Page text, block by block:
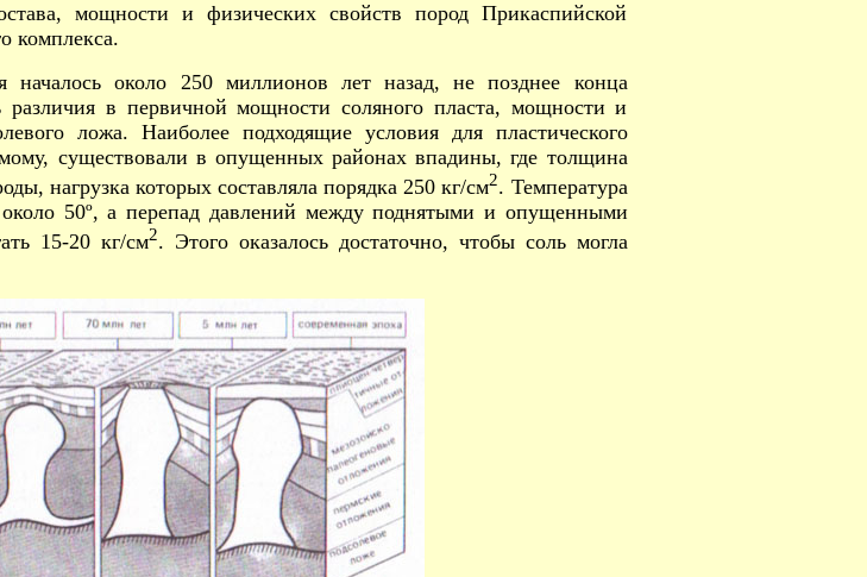
мощности и физических свойств пород Прикаспийской
комплекса.
началось около 250 миллионов лет назад, не позднее конца
в первичной мощности соляного пласта, мощности и
ложа. Наиболее подходящие условия для пластического
существовали в опущенных районах впадины, где толщина
нагрузка которых составляла порядка 250 кг/см2. Температура
50º, а перепад давлений между поднятыми и опущенными
15-20 кг/см2. Этого оказалось достаточно, чтобы соль могла